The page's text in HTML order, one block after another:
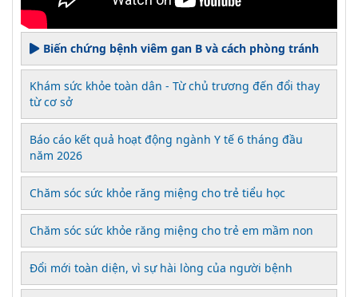
Biến chứng bệnh viêm gan B và cách phòng tránh
Khám sức khỏe toàn dân - Từ chủ trương đến đổi thay
từ cơ sở
Báo cáo kết quả hoạt động ngành Y tế 6 tháng đầu
năm 2026
Chăm sóc sức khỏe răng miệng cho trẻ tiểu học
Chăm sóc sức khỏe răng miệng cho trẻ em mầm non
Đổi mới toàn diện, vì sự hài lòng của người bệnh